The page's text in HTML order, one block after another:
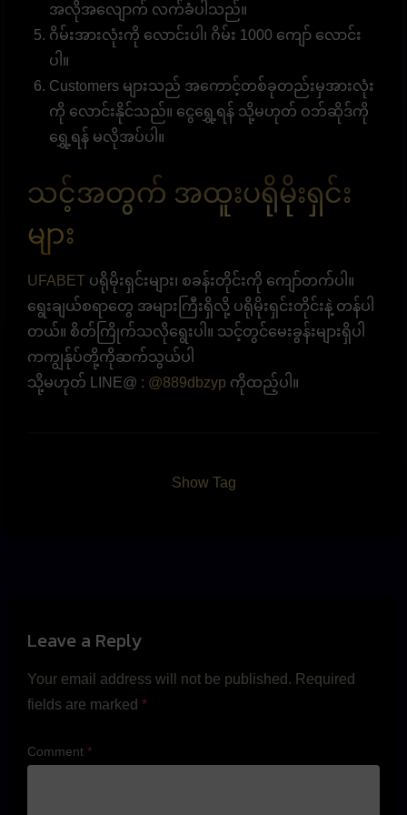
အလိုအလျောက် လက်ခံပါသည်။
ဂိမ်းအားလုံးကို လောင်းပါ၊ ဂိမ်း 1000 ကျော် လောင်း
ပါ။
Customers များသည် အကောင့်တစ်ခုတည်းမှအားလုံး
ကို လောင်းနိုင်သည်။ ငွေရွှေ့ရန် သို့မဟုတ် ဝဘ်ဆိုဒ်ကို
ရွှေ့ရန် မလိုအပ်ပါ။
သင့်အတွက် အထူးပရိုမိုးရှင်း
များ
UFABET ပရိုမိုးရှင်းများ၊ စခန်းတိုင်းကို ကျော်တက်ပါ။
ရွေးချယ်စရာတွေ အများကြီးရှိလို့ ပရိုမိုးရှင်းတိုင်းနဲ့ တန်ပါ
တယ်။ စိတ်ကြိုက်သလိုရွေးပါ။ သင့်တွင်မေးခွန်းများရှိပါ
ကကျွန်ုပ်တို့ကိုဆက်သွယ်ပါ
သို့မဟုတ် LINE@ : @889dbzyp ကိုထည့်ပါ။
Show Tag
Leave a Reply
Your email address will not be published. Required
fields are marked *
Comment *